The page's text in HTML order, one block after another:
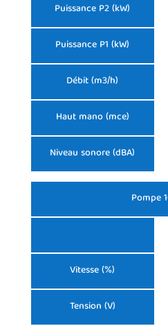
Puissance P2 (kW)
Puissance P1 (kW)
Débit (m3/h)
Haut mano (mce)
Niveau sonore (dBA)
Vitesse (%)
Tension (V)
Pompe